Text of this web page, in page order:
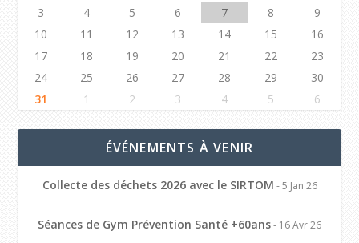
3
4 5 6 7 8
9
10
11 12 13 14 15
16
17
18 19 20 21 22
23
24
25 26 27 28 29
30
31
1 2 3 4 5 6
ÉVÉNEMENTS À VENIR
Collecte des déchets 2026 avec le SIRTOM - 5 Jan 26
Séances de Gym Prévention Santé +60ans- 16 Avr 26